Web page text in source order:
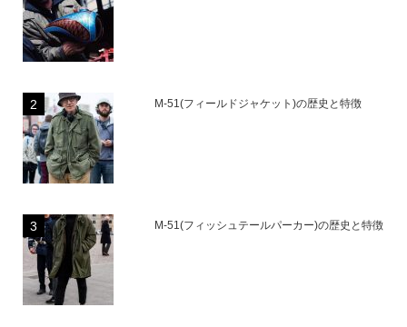
M-51(フィールドジャケット)の歴史と特徴
M-51(フィッシュテールパーカー)の歴史と特徴